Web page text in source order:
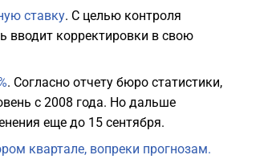
ставку. С целью контроля
вводит корректировки в свою
. Согласно отчету бюро статистики,
с 2008 года. Но дальше
еще до 15 сентября.
квартале, вопреки прогнозам.